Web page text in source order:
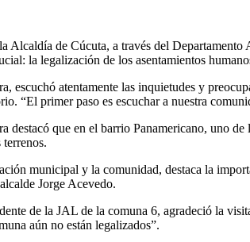
Alcaldía de Cúcuta, a través del
la legalización de los asentamientos
escuchó atentamente las inquietudes y
“El primer paso es escuchar a nuestra
destacó que en el barrio Panamericano, uno
municipal y la comunidad, destaca la
Jorge Acevedo.
de la JAL de la comuna 6, agradeció la
aún no están legalizados”.